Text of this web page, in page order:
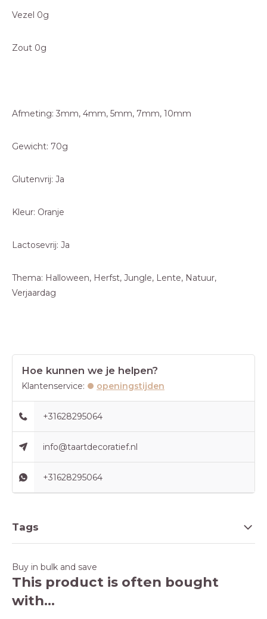
Vezel 0g
Zout 0g
Afmeting: 3mm, 4mm, 5mm, 7mm, 10mm
Gewicht: 70g
Glutenvrij: Ja
Kleur: Oranje
Lactosevrij: Ja
Thema: Halloween, Herfst, Jungle, Lente, Natuur,
Verjaardag
Hoe kunnen we je helpen?
Klantenservice: openingstijden
+31628295064
info@taartdecoratief.nl
+31628295064
Tags
Buy in bulk and save
This product is often bought
with...